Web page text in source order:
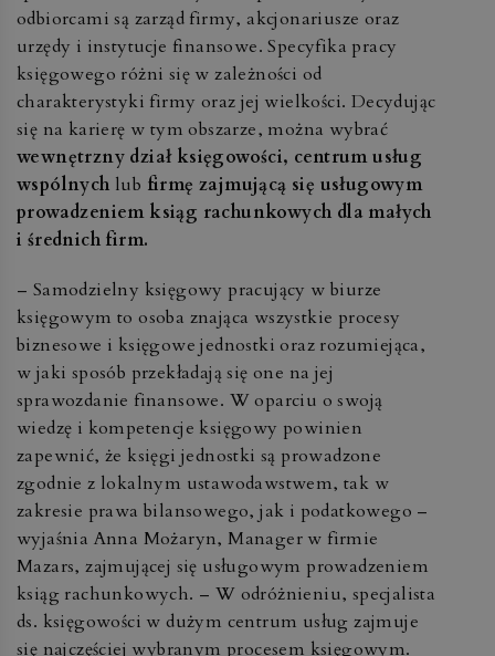
odbiorcami są zarząd firmy, akcjonariusze oraz
urzędy i instytucje finansowe. Specyfika pracy
księgowego różni się w zależności od
charakterystyki firmy oraz jej wielkości. Decydując
się na karierę w tym obszarze, można wybrać
wewnętrzny dział księgowości, centrum usług
wspólnych lub firmę zajmującą się usługowym
prowadzeniem ksiąg rachunkowych dla małych
i średnich firm.
– Samodzielny księgowy pracujący w biurze
księgowym to osoba znająca wszystkie procesy
biznesowe i księgowe jednostki oraz rozumiejąca,
w jaki sposób przekładają się one na jej
sprawozdanie finansowe. W oparciu o swoją
wiedzę i kompetencje księgowy powinien
zapewnić, że księgi jednostki są prowadzone
zgodnie z lokalnym ustawodawstwem, tak w
zakresie prawa bilansowego, jak i podatkowego –
wyjaśnia Anna Możaryn, Manager w firmie
Mazars, zajmującej się usługowym prowadzeniem
ksiąg rachunkowych. – W odróżnieniu, specjalista
ds. księgowości w dużym centrum usług zajmuje
się najczęściej wybranym procesem księgowym.